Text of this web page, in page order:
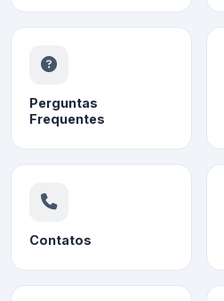
Perguntas
Frequentes
Contatos